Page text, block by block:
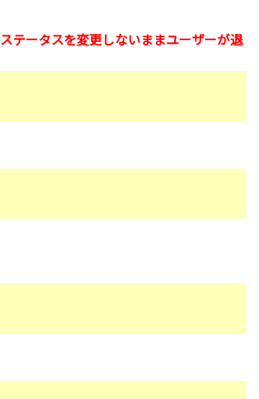
テータスを変更しないままユーザーが退